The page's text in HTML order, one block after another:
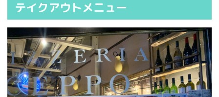
テイクアウトメニュー